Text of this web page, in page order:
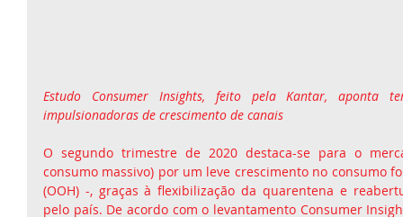
Estudo Consumer Insights, feito pela Kantar, aponta
impulsionadoras de crescimento de canais
O segundo trimestre de 2020 destaca-se para o
consumo massivo) por um leve crescimento no consumo
(OOH) -, graças à flexibilização da quarentena e
pelo país. De acordo com o levantamento Consumer